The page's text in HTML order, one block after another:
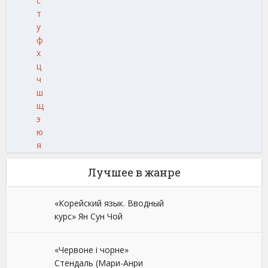
т
у
ф
х
ц
ч
ш
щ
э
ю
я
Лучшее в жанре
«Корейский язык. Вводный
курс» Ян Сун Чой
«Червоне і чорне»
Стендаль (Мари-Анри